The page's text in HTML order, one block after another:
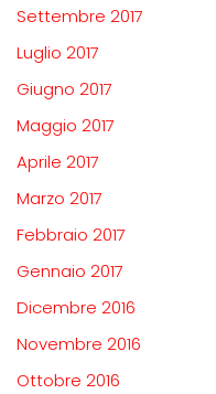
Settembre 2017
Luglio 2017
Giugno 2017
Maggio 2017
Aprile 2017
Marzo 2017
Febbraio 2017
Gennaio 2017
Dicembre 2016
Novembre 2016
Ottobre 2016